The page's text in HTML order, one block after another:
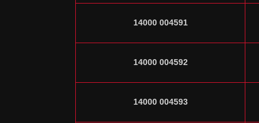
14000 004591
14000 004592
14000 004593